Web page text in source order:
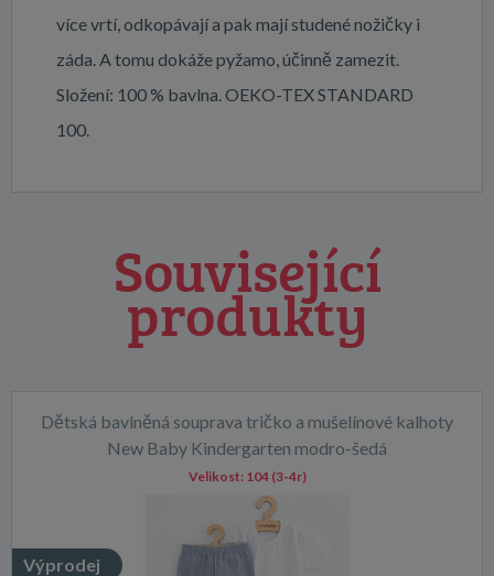
více vrtí, odkopávají a pak mají studené nožičky i
záda. A tomu dokáže pyžamo, účinně zamezit.
Složení: 100 % bavlna. OEKO-TEX STANDARD
100.
Související
produkty
Dětská bavlněná souprava tričko a mušelínové kalhoty
New Baby Kindergarten modro-šedá
Výprodej
Velikost: 104 (3-4r)